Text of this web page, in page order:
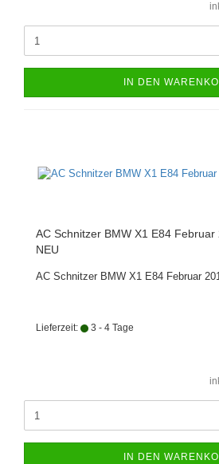
IN DEN
AC Schnitzer BMW X1 E84 Februar
NEU
AC Schnitzer BMW X1 E84 Februar
Lieferzeit: 3 - 4 Tage
IN DEN